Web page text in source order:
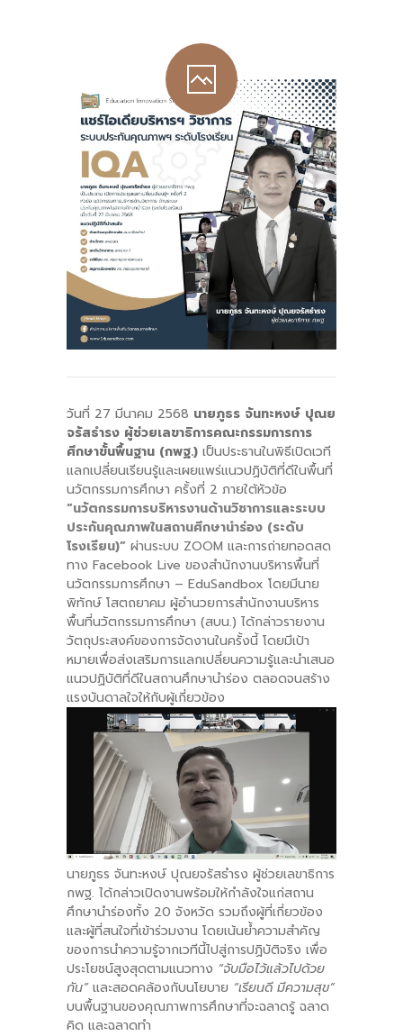
---- ปีการศึกษา 2565
---- ปีการศึกษา 2567
-- รายงานผล กขศ.สพท.
-- เอกสารเผยแพร่
เกี่ยวกับเรา
-- รู้จัก พื้นที่นวัตกรรมการศึกษา
-- คณะกรรมการนโยบายพื้นที่นวัตกรรมการศึกษา
-- คณะอนุกรรมการ 6 คณะ
วันที่ 27 มีนาคม 2568 นายภูธร จันทะหงษ์ ปุณย
จรัสธำรง ผู้ช่วยเลขาธิการคณะกรรมการการ
ศึกษาขั้นพื้นฐาน (กพฐ.) เป็นประธานในพิธีเปิดเวที
แลกเปลี่ยนเรียนรู้และเผยแพร่แนวปฏิบัติที่ดีในพื้นที่
นวัตกรรมการศึกษา ครั้งที่ 2 ภายใต้หัวข้อ
“นวัตกรรมการบริหารงานด้านวิชาการและระบบ
ประกันคุณภาพในสถานศึกษานำร่อง (ระดับ
โรงเรียน)” ผ่านระบบ ZOOM และการถ่ายทอดสด
ทาง Facebook Live ของสำนักงานบริหารพื้นที่
นวัตกรรมการศึกษา – EduSandbox โดยมีนาย
พิทักษ์ โสตถยาคม ผู้อำนวยการสำนักงานบริหาร
พื้นที่นวัตกรรมการศึกษา (สบน.) ได้กล่าวรายงาน
วัตถุประสงค์ของการจัดงานในครั้งนี้ โดยมีเป้า
หมายเพื่อส่งเสริมการแลกเปลี่ยนความรู้และนำเสนอ
แนวปฏิบัติที่ดีในสถานศึกษานำร่อง ตลอดจนสร้าง
แรงบันดาลใจให้กับผู้เกี่ยวข้อง
นายภูธร จันทะหงษ์ ปุณยจรัสธำรง ผู้ช่วยเลขาธิการ
กพฐ. ได้กล่าวเปิดงานพร้อมให้กำลังใจแก่สถาน
ศึกษานำร่องทั้ง 20 จังหวัด รวมถึงผู้ที่เกี่ยวข้อง
และผู้ที่สนใจที่เข้าร่วมงาน โดยเน้นย้ำความสำคัญ
ของการนำความรู้จากเวทีนี้ไปสู่การปฏิบัติจริง เพื่อ
ประโยชน์สูงสุดตามแนวทาง “จับมือไว้แล้วไปด้วย
กัน”และสอดคล้องกับนโยบาย “เรียนดี มีความสุข”
บนพื้นฐานของคุณภาพการศึกษาที่จะฉลาดรู้ ฉลาด
คิด และฉลาดทำ